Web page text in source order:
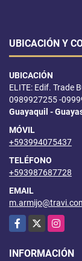
UBICACIÓN Y
UBICACIÓN
ELITE: Edif. Trade
0989927255 -
Guayaquil -
MÓVIL
+593994075437
TELÉFONO
+593987687728
EMAIL
Facebook
X Instagram
INFORMACIÓN